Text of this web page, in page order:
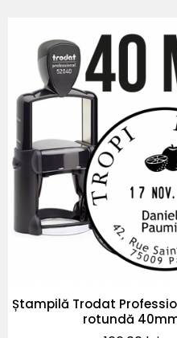
Ștampilă Trodat
rotundă